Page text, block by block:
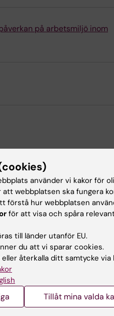
på arbetsmiljö inom
specialistläkare vid
som lägst specialistläkare
använder vi kakor för
att webbplatsen ska fungera
förstå hur webbplatsen
för att visa och spåra
till länder utanför EU.
du att vi sparar cookies.
återkalla ditt samtycke
Tillåt mina valda